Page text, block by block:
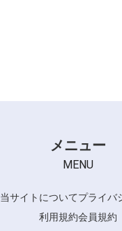
メニュー
MENU
当サイトについてプライバ
利用規約会員規約